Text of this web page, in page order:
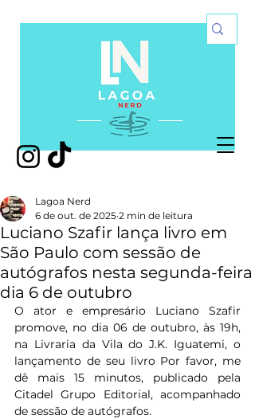
Luciano Szafir lança livro em
São Paulo com sessão de
autógrafos nesta segunda-feira
dia 6 de outubro
Lagoa Nerd
6 de out. de 2025 2 min de leitura
O ator e empresário Luciano Szafir
promove, no dia 06 de outubro, às 19h,
na Livraria da Vila do J.K. Iguatemi, o
lançamento de seu livro Por favor, me
dê mais 15 minutos, publicado pela
Citadel Grupo Editorial, acompanhado
de sessão de autógrafos.